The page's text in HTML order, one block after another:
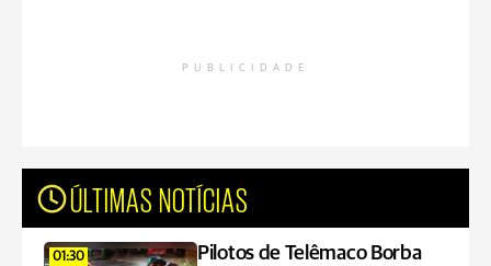
PUBLICIDADE
ÚLTIMAS NOTÍCIAS
01:30 Pilotos de Telêmaco Borba